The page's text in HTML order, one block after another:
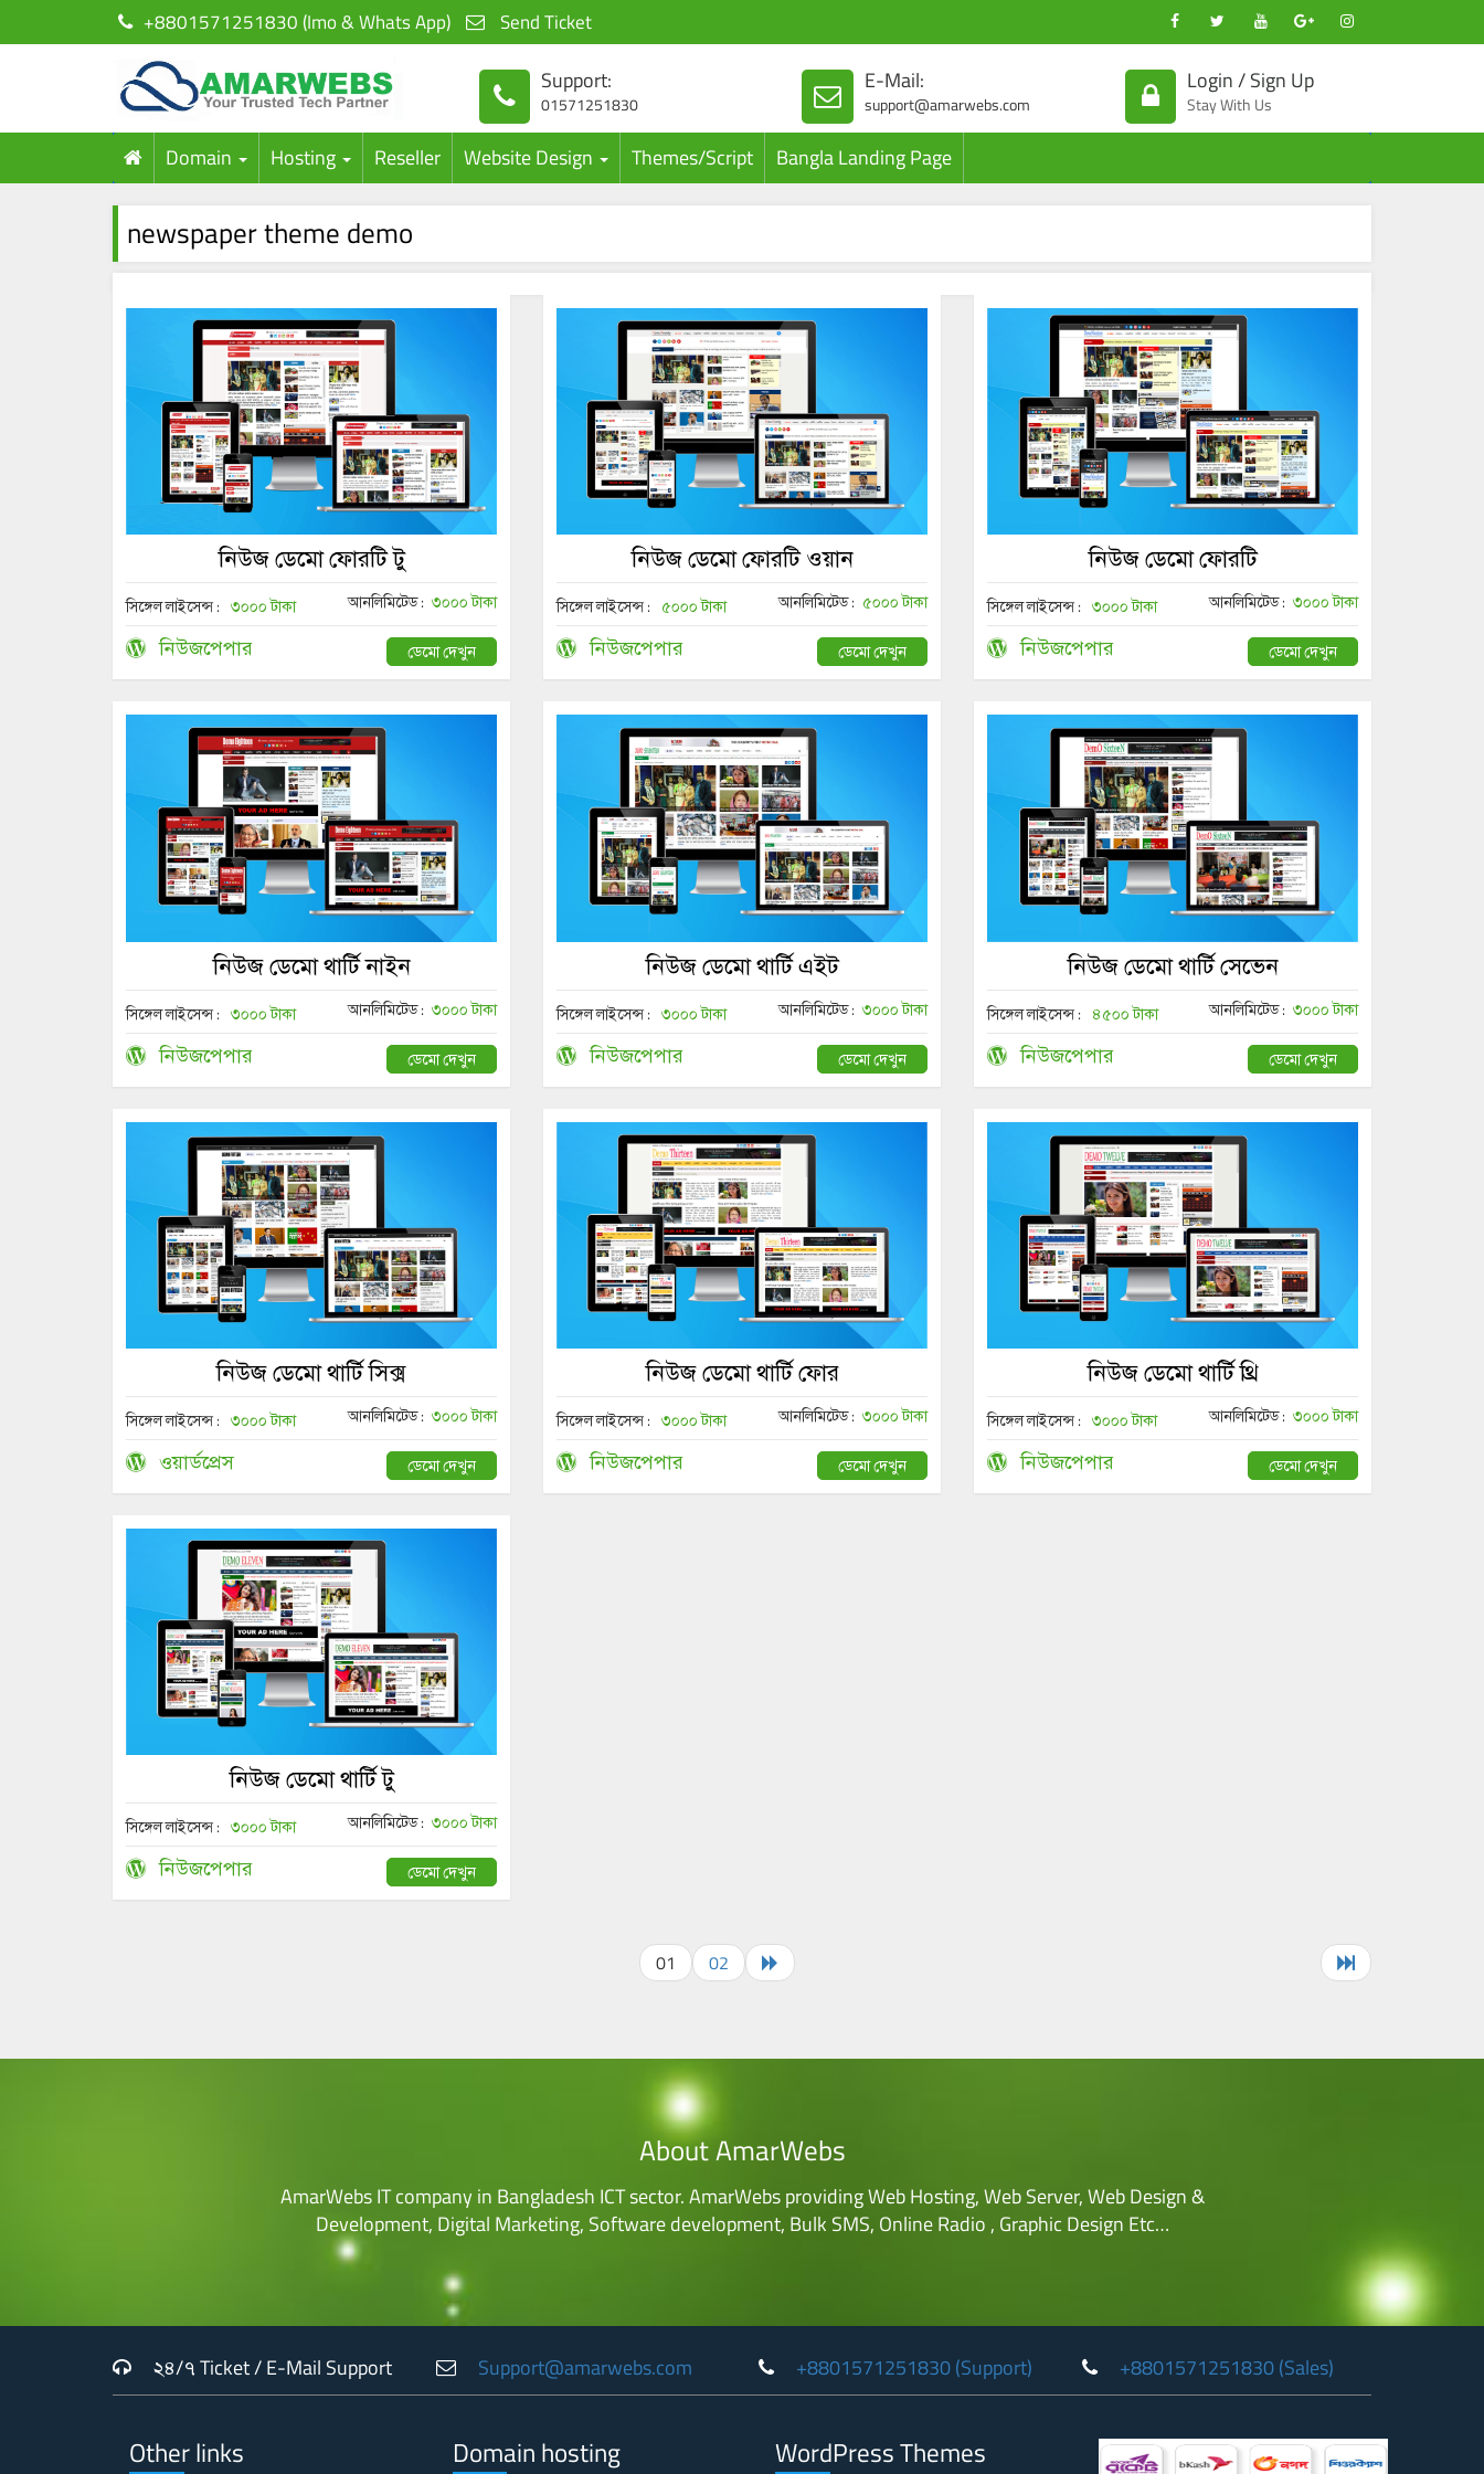
+8801571251830 (Imo & Whats App) Send Ticket
Support:
01571251830
E-Mail:
support@amarwebs.com
Login / Sign Up
Stay With Us
Domain Hosting Reseller Website Design Themes/Script Bangla Landing Page
newspaper theme demo
নিউজ ডেমো ফোরটি টু
সিঙ্গেল লাইসেন্স : ৩০০০ টাকা আনলিমিটেড : ৩০০০ টাকা
নিউজপেপার ডেমো দেখুন
নিউজ ডেমো ফোরটি ওয়ান
সিঙ্গেল লাইসেন্স : ৫০০০ টাকা আনলিমিটেড : ৫০০০ টাকা
নিউজপেপার ডেমো দেখুন
নিউজ ডেমো ফোরটি
সিঙ্গেল লাইসেন্স : ৩০০০ টাকা আনলিমিটেড : ৩০০০ টাকা
নিউজপেপার ডেমো দেখুন
নিউজ ডেমো থার্টি নাইন
সিঙ্গেল লাইসেন্স : ৩০০০ টাকা আনলিমিটেড : ৩০০০ টাকা
নিউজপেপার ডেমো দেখুন
নিউজ ডেমো থার্টি এইট
সিঙ্গেল লাইসেন্স : ৩০০০ টাকা আনলিমিটেড : ৩০০০ টাকা
নিউজপেপার ডেমো দেখুন
নিউজ ডেমো থার্টি সেভেন
সিঙ্গেল লাইসেন্স : ৪৫০০ টাকা আনলিমিটেড : ৩০০০ টাকা
নিউজপেপার ডেমো দেখুন
নিউজ ডেমো থার্টি সিক্স
সিঙ্গেল লাইসেন্স : ৩০০০ টাকা আনলিমিটেড : ৩০০০ টাকা
ওয়ার্ডপ্রেস ডেমো দেখুন
নিউজ ডেমো থার্টি ফোর
সিঙ্গেল লাইসেন্স : ৩০০০ টাকা আনলিমিটেড : ৩০০০ টাকা
নিউজপেপার ডেমো দেখুন
নিউজ ডেমো থার্টি থ্রি
সিঙ্গেল লাইসেন্স : ৩০০০ টাকা আনলিমিটেড : ৩০০০ টাকা
নিউজপেপার ডেমো দেখুন
নিউজ ডেমো থার্টি টু
সিঙ্গেল লাইসেন্স : ৩০০০ টাকা আনলিমিটেড : ৩০০০ টাকা
নিউজপেপার ডেমো দেখুন
01 02
About AmarWebs
AmarWebs IT company in Bangladesh ICT sector. AmarWebs providing Web Hosting, Web Server, Web Design &
Development, Digital Marketing, Software development, Bulk SMS, Online Radio , Graphic Design Etc…
২৪/৭ Ticket / E-Mail Support Support@amarwebs.com +8801571251830 (Support) +8801571251830 (Sales)
Other links Domain hosting WordPress Themes